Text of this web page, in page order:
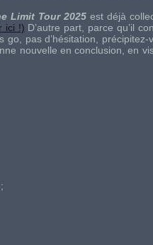
Limit Tour 2025est déjà
ici !) D’autre part, parce qu’il
go, pas d’hésitation,
nouvelle en conclusion, en